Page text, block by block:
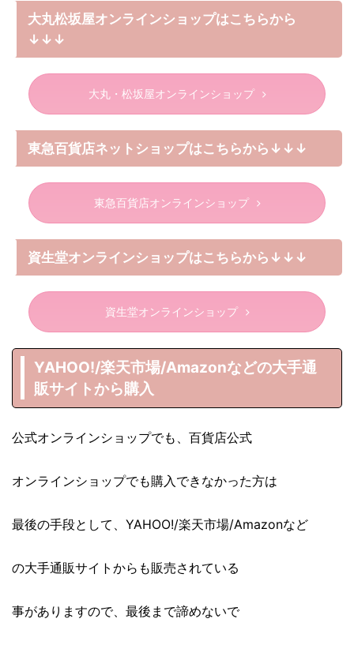
大丸松坂屋オンラインショップはこちらから
↓↓↓
大丸・松坂屋オンラインショップ
東急百貨店ネットショップはこちらから↓↓↓
東急百貨店オンラインショップ
資生堂オンラインショップはこちらから↓↓↓
資生堂オンラインショップ
YAHOO!/楽天市場/Amazonなどの大手通
販サイトから購入
公式オンラインショップでも、百貨店公式
オンラインショップでも購入できなかった方は
最後の手段として、YAHOO!/楽天市場/Amazonなど
の大手通販サイトからも販売されている
事がありますので、最後まで諦めないで